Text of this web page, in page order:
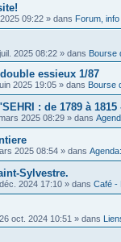
09:22 » dans Forum,
2025 08:22 » dans Bourse
essieux 1/87
2025 19:05 » dans Bourse
: de 1789 à
2025 08:29 » dans
2025 08:54 » dans
Sylvestre.
2024 17:10 » dans Café -
oct. 2024 10:51 » dans